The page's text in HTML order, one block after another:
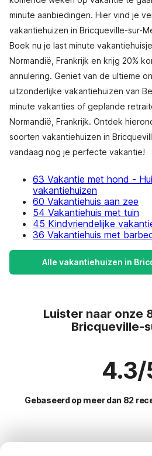
minute aanbiedingen. Hier vind je
vakantiehuizen in Bricqueville-sur-
Boek nu je last minute
Normandië, Frankrijk en krijg 20%
annulering. Geniet van de ultieme
uitzonderlijke vakantiehuizen van
minute vakanties of geplande
Normandië, Frankrijk. Ontdek
soorten vakantiehuizen in
vandaag nog je perfecte vakantie!
63 Vakantie met hond -
vakantiehuizen
60 Vakantiehuis aan zee
54 Vakantiehuis met tuin
45 Kindvriendelijke
36 Vakantiehuis met
Alle vakantiehuizen in
Luister naar onze
Bricqueville-
4.3/
Gebaseerd op meer dan 82